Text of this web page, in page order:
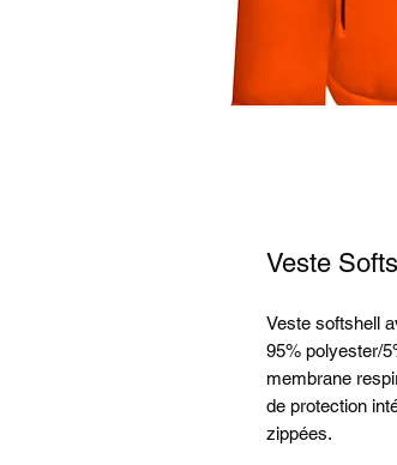
Veste
Veste softshell
95% polyester/
membrane
de protection
zippées.